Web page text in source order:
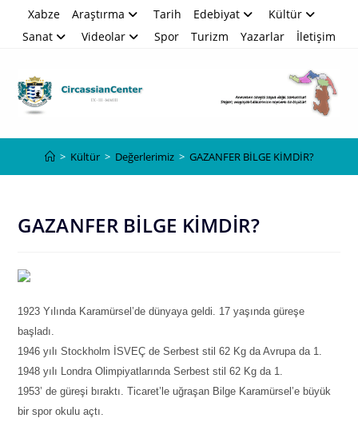
Xabze Araştırma Tarih Edebiyat
Kültür
Sanat
Videolar Spor Turizm Yazarlar İletişim
> Kültür > Değerlerimiz > GAZANFER BİLGE KİMDİR?
GAZANFER BİLGE KİMDİR?
1923 Yılında Karamürsel’de dünyaya geldi. 17 yaşında güreşe
başladı.
1946 yılı Stockholm İSVEÇ de Serbest stil 62 Kg da Avrupa da 1.
1948 yılı Londra Olimpiyatlarında Serbest stil 62 Kg da 1.
1953’ de güreşi bıraktı. Ticaret’le uğraşan Bilge Karamürsel’e büyük
bir spor okulu açtı.